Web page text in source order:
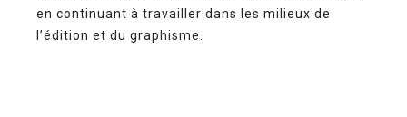
en continuant à travailler dans les milieux de
l’édition et du graphisme.